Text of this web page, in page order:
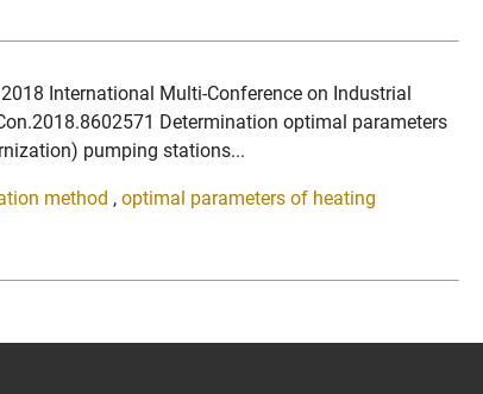
International Multi-Conference on Industrial
Determination optimal parameters
pumping stations...
method , optimal parameters of heating